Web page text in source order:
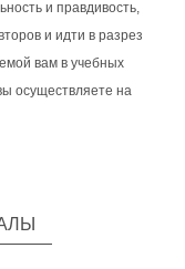
и правдивость,
и идти в разрез
вам в учебных
осуществляете на